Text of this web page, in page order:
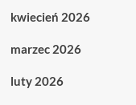
kwiecień 2026
marzec 2026
luty 2026